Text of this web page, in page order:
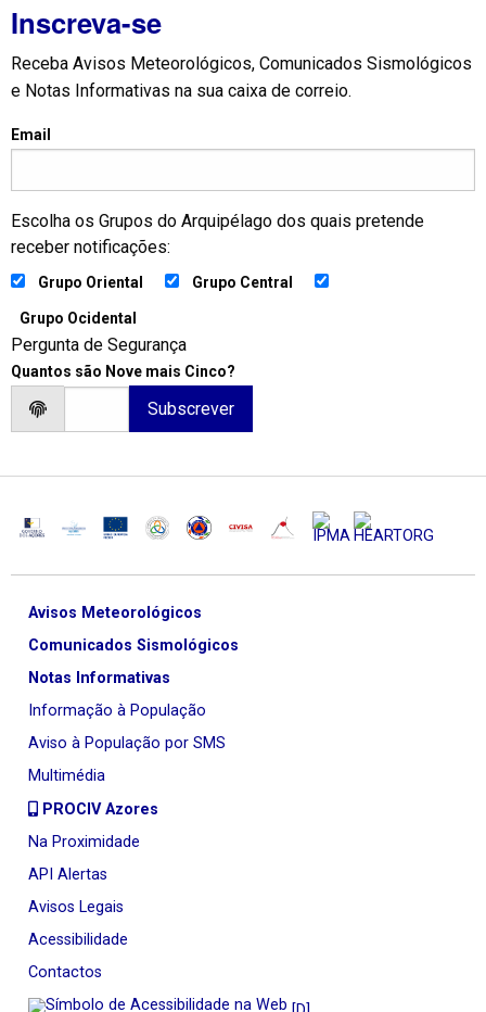
Inscreva-se
Receba Avisos Meteorológicos, Comunicados Sismológicos
e Notas Informativas na sua caixa de correio.
Email
Escolha os Grupos do Arquipélago dos quais pretende
receber notificações:
Grupo Oriental Grupo Central
Grupo Ocidental
Pergunta de Segurança
Quantos são Nove mais Cinco?
Avisos Meteorológicos
Comunicados Sismológicos
Notas Informativas
Informação à População
Aviso à População por SMS
Multimédia
PROCIV Azores
Na Proximidade
API Alertas
Avisos Legais
Acessibilidade
Contactos